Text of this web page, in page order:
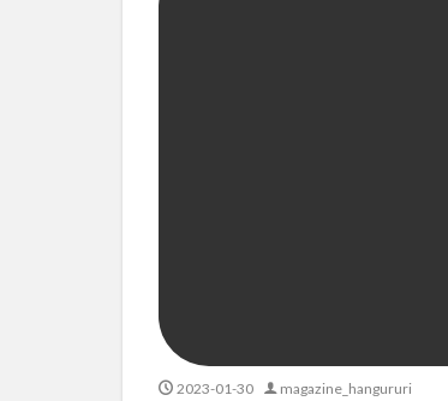
2023-01-30 magazine_hangururi